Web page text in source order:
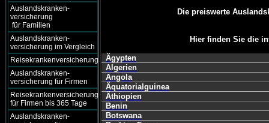
Auslandskranken-
versicherung
für Familien
Auslandskranken-
versicherung im Vergleich
Reisekrankenversicherung
Auslandskranken-
versicherung für Firmen
Reisekrankenversicherung
für Firmen bis 365 Tage
Auslandskranken-
Die preiswerte
Hier finden Sie die
Ägypten
Algerien
Angola
Äquatorialguinea
Äthiopien
Benin
Botswana